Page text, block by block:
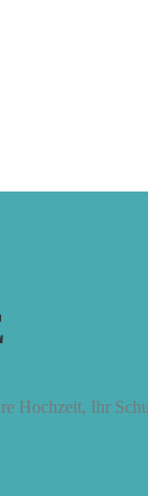
Hochzeit, Ihr